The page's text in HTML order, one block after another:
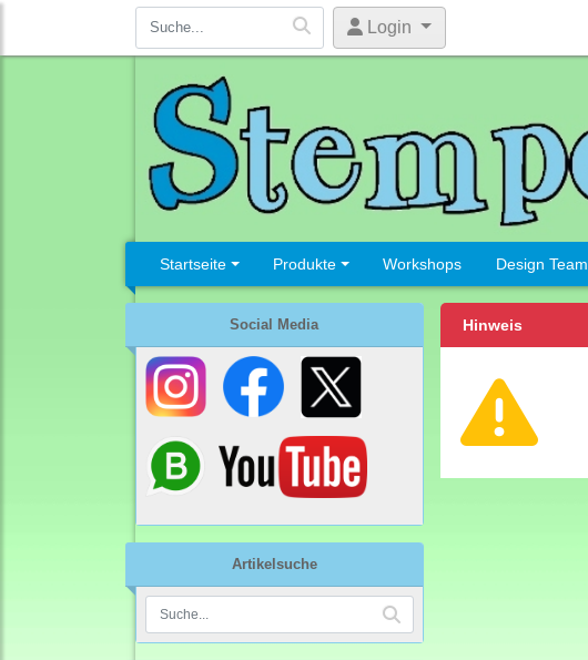
Login
Startseite Produkte Workshops Design Team
Social Media
Artikelsuche
Hinweis